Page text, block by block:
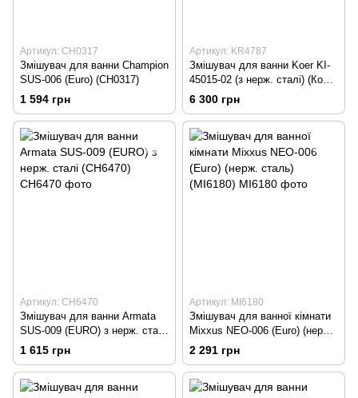
Артикул: CH0317
Змішувач для ванни Champion
SUS-006 (Euro) (CH0317)
1 594 грн
Артикул: KR4787
Змішувач для ванни Koer KI-
45015-02 (з нерж. сталі) (Колір
нерж) (KR4787)
6 300 грн
Артикул: CH6470
Змішувач для ванни Armata
SUS-009 (EURO) з нерж. сталі
(CH6470)
1 615 грн
Артикул: MI6180
Змішувач для ванної кімнати
Mixxus NEO-006 (Euro) (нерж.
сталь) (MI6180)
2 291 грн